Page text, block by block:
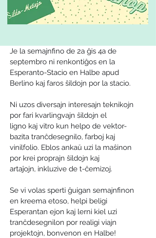
Je la semajnfino de 2a ĝis 4a de
septembro ni renkontiĝos en la
Esperanto-Stacio en Halbe apud
Berlino kaj faros ŝildojn por la stacio.
Ni uzos diversajn interesajn teknikojn
por fari kvarlingvajn ŝildojn el
ligno kaj vitro kun helpo de vektor-
bazita tranĉdesegnilo, farboj kaj
vinilfolio. Eblos ankaŭ uzi la maŝinon
por krei proprajn ŝildojn kaj
artaĵojn, inkluzive de t-ĉemizoj.
Se vi volas sperti ĝuigan semajnfinon
en kreema etoso, helpi beligi
Esperantan ejon kaj lerni kiel uzi
tranĉdesegnilon por realigi viajn
projektojn, bonvenon en Halbe!